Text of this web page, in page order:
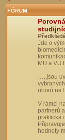
FÓRUM
Jde o
MU a
…..jsou
oborů na
V rámci
partnerů
praktická
hodnoty